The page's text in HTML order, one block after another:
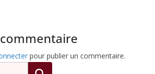
pour publier un commentaire.